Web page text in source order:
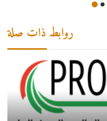
روابط ذات صلة